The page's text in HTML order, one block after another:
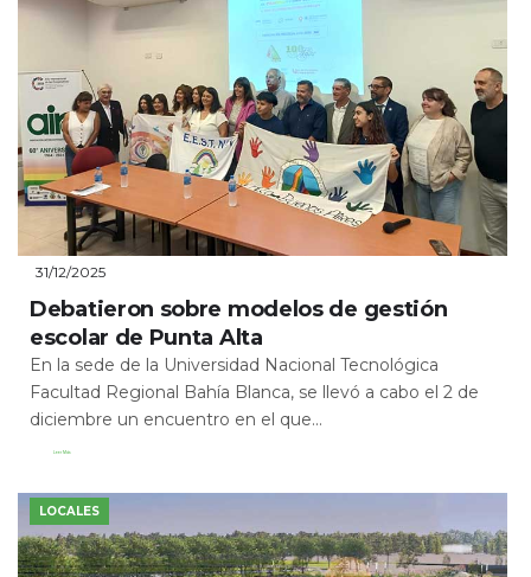
31/12/2025
Debatieron sobre modelos de gestión
escolar de Punta Alta
En la sede de la Universidad Nacional Tecnológica
Facultad Regional Bahía Blanca, se llevó a cabo el 2 de
diciembre un encuentro en el que...
Leer Más
LOCALES